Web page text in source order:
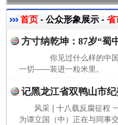
首页 - 公众形象展示 - 省
方寸纳乾坤：87岁“蜀
你见过什么样的中国
一切——装进一粒米里。 他
记黑龙江省双鸭山市
风采 | 十八载反腐征程
为谭立国（中）正在与同